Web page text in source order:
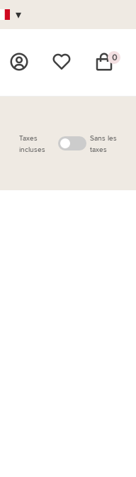
▾
0
Taxes
incluses
Sans les
taxes